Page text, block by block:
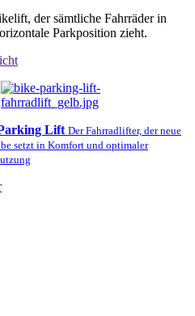
der sämtliche Fahrräder in
Parkposition zieht.
Lift Der Fahrradlifter, der neue
setzt in Komfort und optimaler